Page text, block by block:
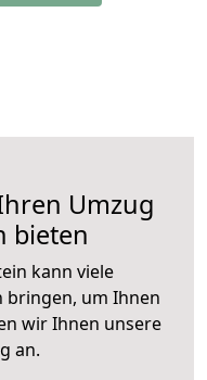
Umzug
bieten
kann viele
um Ihnen
wir Ihnen unsere
an.